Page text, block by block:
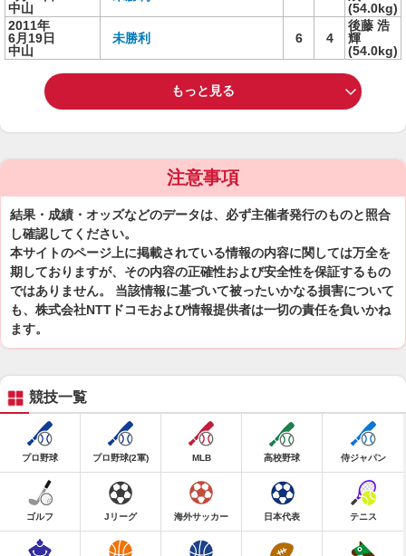
中山
(54.0kg)
2011年
6月19日
中山
未勝利 6 4
後藤 浩
輝
(54.0kg)
もっと見る
注意事項
結果・成績・オッズなどのデータは、必ず主催者発行のものと照合
し確認してください。
本サイトのページ上に掲載されている情報の内容に関しては万全を
期しておりますが、その内容の正確性および安全性を保証するもの
ではありません。 当該情報に基づいて被ったいかなる損害について
も、株式会社NTTドコモおよび情報提供者は一切の責任を負いかね
ます。
競技一覧
プロ野球 プロ野球(2軍) MLB 高校野球 侍ジャパン
ゴルフ Jリーグ 海外サッカー 日本代表 テニス